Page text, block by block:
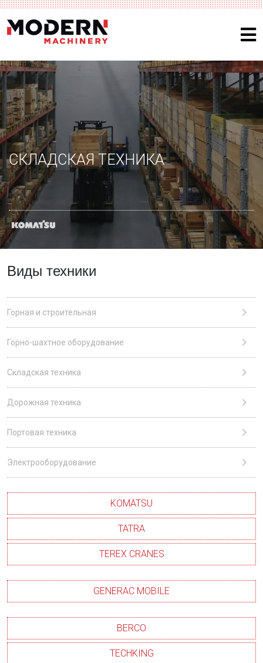
СКЛАДСКАЯ ТЕХНИКА
Виды техники
Горная и строительная
Горно-шахтное оборудование
Складская техника
Дорожная техника
Портовая техника
Электрооборудование
KOMATSU
TATRA
TEREX CRANES
GENERAC MOBILE
BERCO
TECHKING